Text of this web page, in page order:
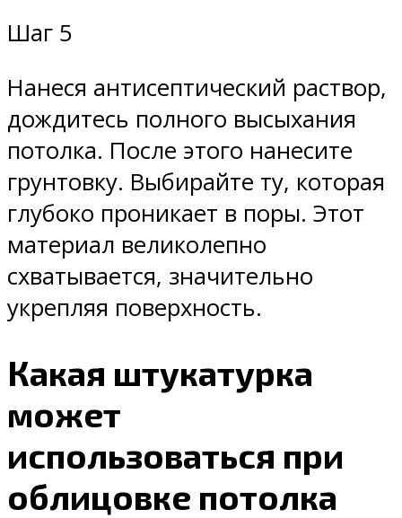
Шаг 5
Нанеся антисептический раствор,
дождитесь полного высыхания
потолка. После этого нанесите
грунтовку. Выбирайте ту, которая
глубоко проникает в поры. Этот
материал великолепно
схватывается, значительно
укрепляя поверхность.
Какая штукатурка
может
использоваться при
облицовке потолка